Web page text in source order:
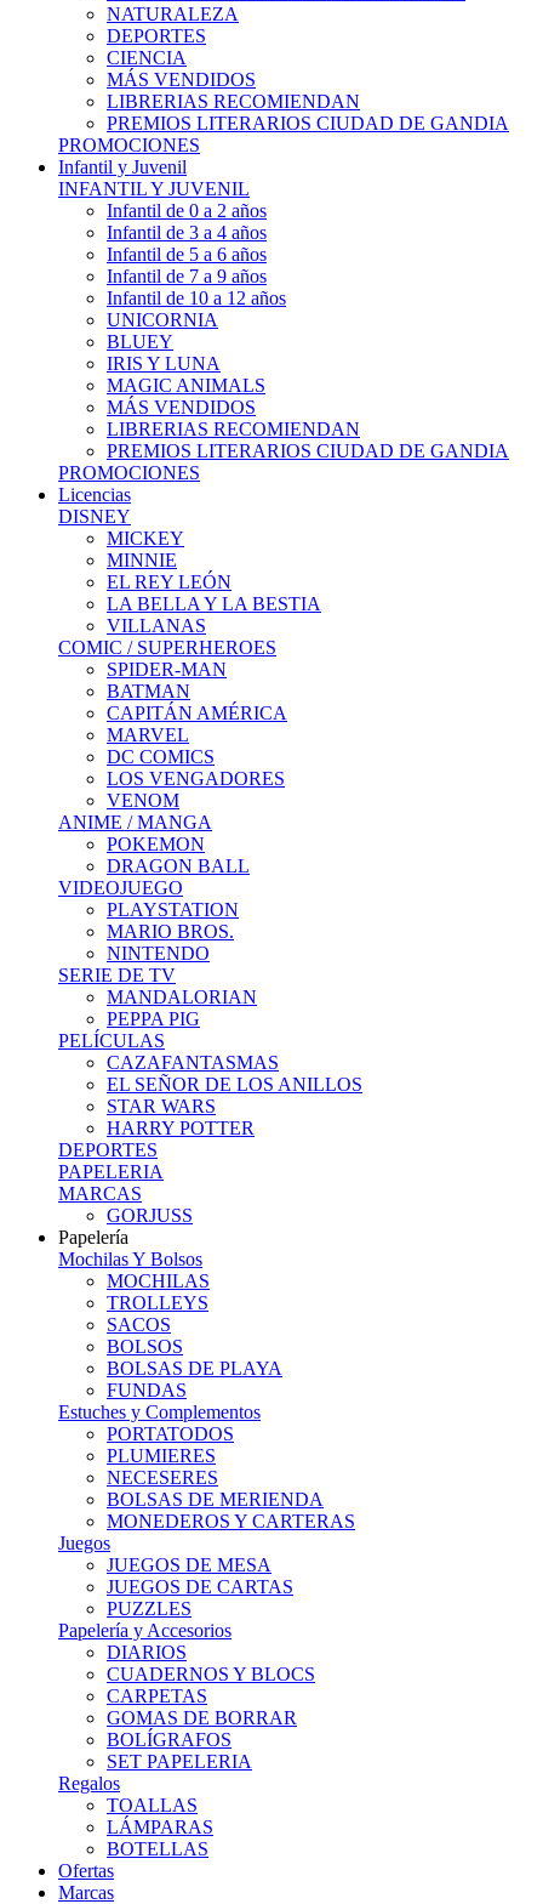
NATURALEZA
DEPORTES
CIENCIA
MÁS VENDIDOS
LIBRERIAS RECOMIENDAN
PREMIOS LITERARIOS CIUDAD DE GANDIA
PROMOCIONES
Infantil y Juvenil
INFANTIL Y JUVENIL
Infantil de 0 a 2 años
Infantil de 3 a 4 años
Infantil de 5 a 6 años
Infantil de 7 a 9 años
Infantil de 10 a 12 años
UNICORNIA
BLUEY
IRIS Y LUNA
MAGIC ANIMALS
MÁS VENDIDOS
LIBRERIAS RECOMIENDAN
PREMIOS LITERARIOS CIUDAD DE GANDIA
PROMOCIONES
Licencias
DISNEY
MICKEY
MINNIE
EL REY LEÓN
LA BELLA Y LA BESTIA
VILLANAS
COMIC / SUPERHEROES
SPIDER-MAN
BATMAN
CAPITÁN AMÉRICA
MARVEL
DC COMICS
LOS VENGADORES
VENOM
ANIME / MANGA
POKEMON
DRAGON BALL
VIDEOJUEGO
PLAYSTATION
MARIO BROS.
NINTENDO
SERIE DE TV
MANDALORIAN
PEPPA PIG
PELÍCULAS
CAZAFANTASMAS
EL SEÑOR DE LOS ANILLOS
STAR WARS
HARRY POTTER
DEPORTES
PAPELERIA
MARCAS
GORJUSS
Papelería
Mochilas Y Bolsos
MOCHILAS
TROLLEYS
SACOS
BOLSOS
BOLSAS DE PLAYA
FUNDAS
Estuches y Complementos
PORTATODOS
PLUMIERES
NECESERES
BOLSAS DE MERIENDA
MONEDEROS Y CARTERAS
Juegos
JUEGOS DE MESA
JUEGOS DE CARTAS
PUZZLES
Papelería y Accesorios
DIARIOS
CUADERNOS Y BLOCS
CARPETAS
GOMAS DE BORRAR
BOLÍGRAFOS
SET PAPELERIA
Regalos
TOALLAS
LÁMPARAS
BOTELLAS
Ofertas
Marcas